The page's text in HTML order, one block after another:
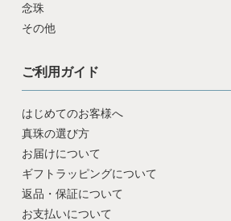
念珠
その他
ご利用ガイド
はじめてのお客様へ
真珠の選び方
お届けについて
ギフトラッピングについて
返品・保証について
お支払いについて